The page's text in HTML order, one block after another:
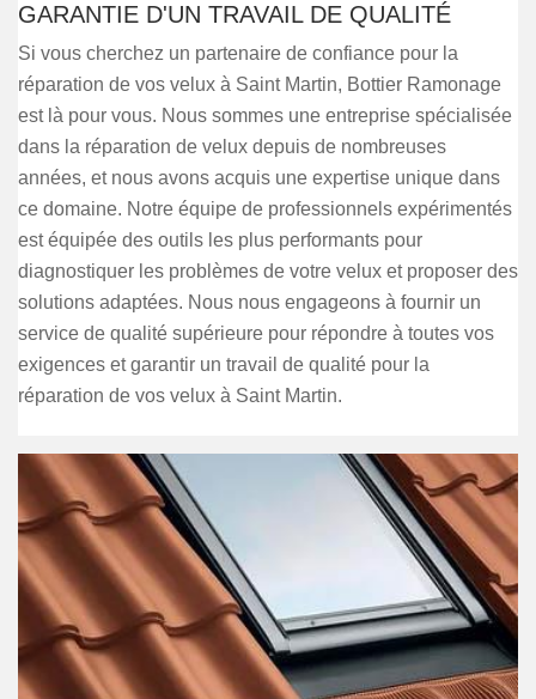
GARANTIE D'UN TRAVAIL DE QUALITÉ
Si vous cherchez un partenaire de confiance pour la
réparation de vos velux à Saint Martin, Bottier Ramonage
est là pour vous. Nous sommes une entreprise spécialisée
dans la réparation de velux depuis de nombreuses
années, et nous avons acquis une expertise unique dans
ce domaine. Notre équipe de professionnels expérimentés
est équipée des outils les plus performants pour
diagnostiquer les problèmes de votre velux et proposer des
solutions adaptées. Nous nous engageons à fournir un
service de qualité supérieure pour répondre à toutes vos
exigences et garantir un travail de qualité pour la
réparation de vos velux à Saint Martin.